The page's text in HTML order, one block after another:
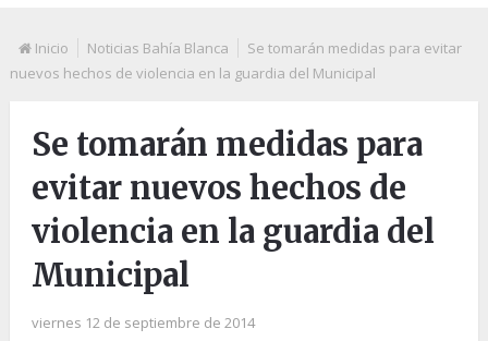
Inicio Noticias Bahía Blanca
Se tomarán medidas para evitar
nuevos hechos de violencia en la guardia del Municipal
Se tomarán medidas para
evitar nuevos hechos de
violencia en la guardia del
Municipal
viernes 12 de septiembre de 2014